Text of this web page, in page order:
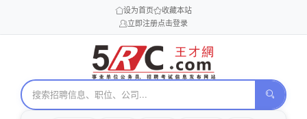
设为首页
收藏本站
立即注册点击登录